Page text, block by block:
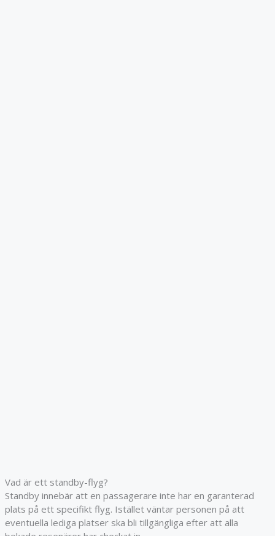
Vad är ett standby-flyg?
Standby innebär att en passagerare inte har en garanterad
plats på ett specifikt flyg. Istället väntar personen på att
eventuella lediga platser ska bli tillgängliga efter att alla